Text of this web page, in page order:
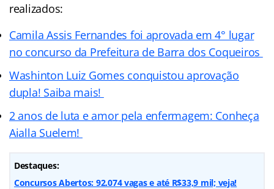
realizados:
Camila Assis Fernandes foi aprovada em 4° lugar
no concurso da Prefeitura de Barra dos Coqueiros
Washinton Luiz Gomes conquistou aprovação
dupla! Saiba mais!
2 anos de luta e amor pela enfermagem: Conheça
Aialla Suelem!
Destaques:
Concursos Abertos: 92.074 vagas e até R$33,9 mil; veja!